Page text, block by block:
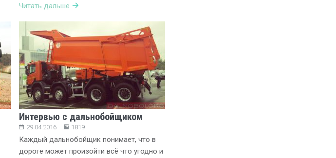
Читать дальше
Интервью с дальнобойщиком
29.04.2016 1819
Каждый дальнобойщик понимает, что в
дороге может произойти всё что угодно и